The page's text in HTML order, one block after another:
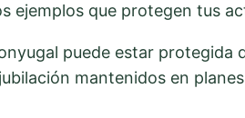
ejemplos que protegen tus
puede estar protegida
mantenidos en